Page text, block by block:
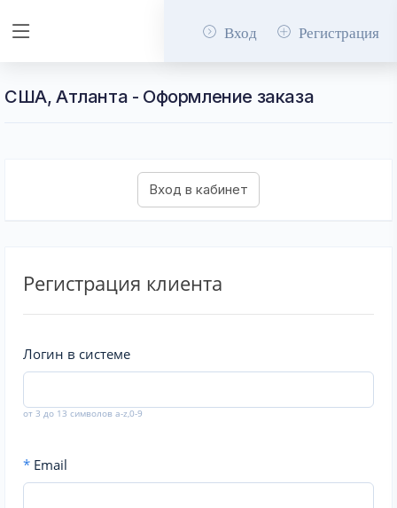
Вход Регистрация
США, Атланта - Оформление заказа
Регистрация клиента
Логин в системе
от 3 до 13 символов a-z,0-9
* Email